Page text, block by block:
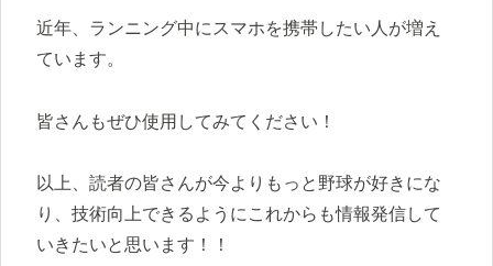
近年、ランニング中にスマホを携帯したい人が増え
ています。
皆さんもぜひ使用してみてください！
以上、読者の皆さんが今よりもっと野球が好きにな
り、技術向上できるようにこれからも情報発信して
いきたいと思います！！